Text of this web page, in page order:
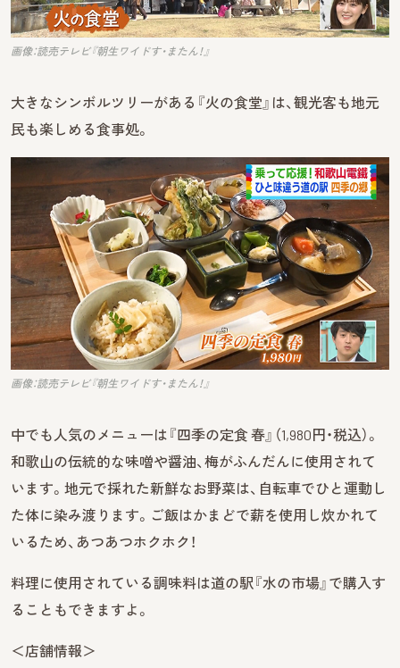
画像：読売テレビ『朝生ワイドす・またん！』
大きなシンボルツリーがある『火の食堂』は、観光客も地元
民も楽しめる食事処。
画像：読売テレビ『朝生ワイドす・またん！』
中でも人気のメニューは『四季の定食 春』（1,980円・税込）。
和歌山の伝統的な味噌や醤油、梅がふんだんに使用されて
います。地元で採れた新鮮なお野菜は、自転車でひと運動し
た体に染み渡ります。ご飯はかまどで薪を使用し炊かれて
いるため、あつあつホクホク！
料理に使用されている調味料は道の駅『水の市場』で購入す
ることもできますよ。
＜店舗情報＞